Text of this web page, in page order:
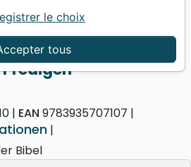
Service
EAN 9783935707107
Bibel
tous
le choix